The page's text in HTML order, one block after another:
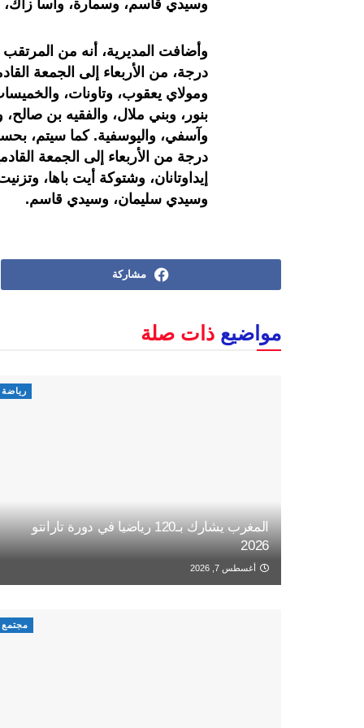
وسيدي قاسم، وسمارة، وآسا
درجة، من الأربعاء إلى الجمعة
ومولاي يعقوب، وتاونات،
بنور، وبني ملال، والفقيه بن
درجة من الأربعاء إلى الجمعة
إيداوتانان، وشتوكة أيت باها،
وسيدي سليمان، وسيدي قاسم.
مشاركة
مواضيع ذات صلة
رياضة
المغرب يشارك بـ120 رياضيا في دورة تارانتو
2026
أغسطس 7, 2026
مجتمع